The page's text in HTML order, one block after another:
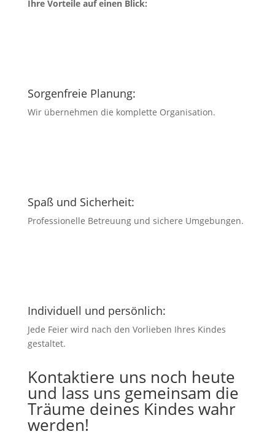
Ihre Vorteile auf einen Blick:
Sorgenfreie Planung:
Wir übernehmen die komplette Organisation.
Spaß und Sicherheit:
Professionelle Betreuung und sichere Umgebungen.
Individuell und persönlich:
Jede Feier wird nach den Vorlieben Ihres Kindes
gestaltet.
Kontaktiere uns noch heute
und lass uns gemeinsam die
Träume deines Kindes wahr
werden!